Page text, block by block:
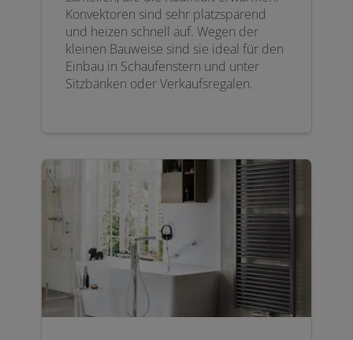
Konvektoren sind sehr platzsparend
und heizen schnell auf. Wegen der
kleinen Bauweise sind sie ideal für den
Einbau in Schaufenstern und unter
Sitzbänken oder Verkaufsregalen.